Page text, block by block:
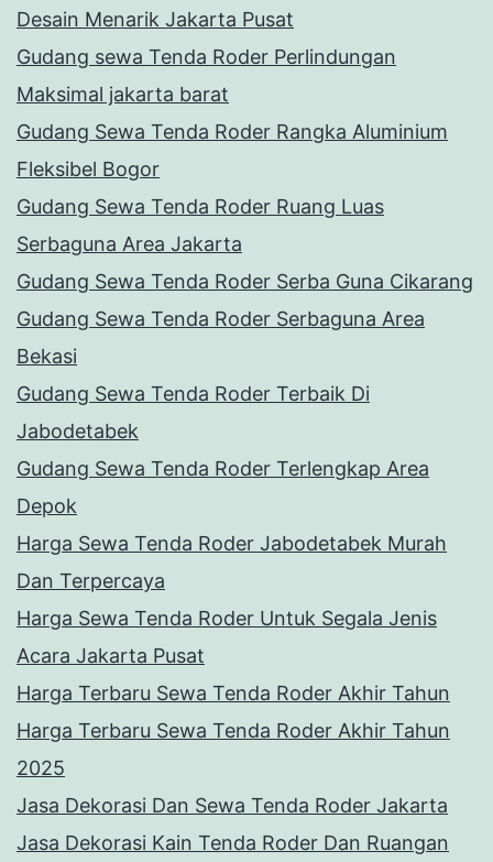
Desain Menarik Jakarta Pusat
Gudang sewa Tenda Roder Perlindungan
Maksimal jakarta barat
Gudang Sewa Tenda Roder Rangka Aluminium
Fleksibel Bogor
Gudang Sewa Tenda Roder Ruang Luas
Serbaguna Area Jakarta
Gudang Sewa Tenda Roder Serba Guna Cikarang
Gudang Sewa Tenda Roder Serbaguna Area
Bekasi
Gudang Sewa Tenda Roder Terbaik Di
Jabodetabek
Gudang Sewa Tenda Roder Terlengkap Area
Depok
Harga Sewa Tenda Roder Jabodetabek Murah
Dan Terpercaya
Harga Sewa Tenda Roder Untuk Segala Jenis
Acara Jakarta Pusat
Harga Terbaru Sewa Tenda Roder Akhir Tahun
Harga Terbaru Sewa Tenda Roder Akhir Tahun
2025
Jasa Dekorasi Dan Sewa Tenda Roder Jakarta
Jasa Dekorasi Kain Tenda Roder Dan Ruangan